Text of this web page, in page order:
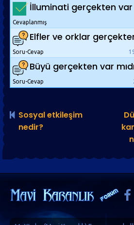
İlluminati gerçekten var
Cevaplanmış
Elfler ve orklar
Soru-Cevap
Büyü gerçekten var
Soru-Cevap
Sosyal etkileşim
nedir?